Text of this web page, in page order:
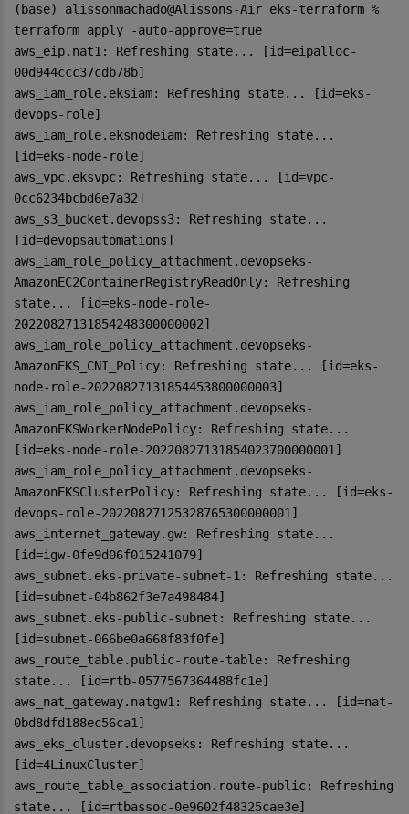
(base) alissonmachado@Alissons-Air eks-terraform %
terraform apply -auto-approve=true
aws_eip.nat1: Refreshing state... [id=eipalloc-
00d944ccc37cdb78b]
aws_iam_role.eksiam: Refreshing state... [id=eks-
devops-role]
aws_iam_role.eksnodeiam: Refreshing state...
[id=eks-node-role]
aws_vpc.eksvpc: Refreshing state... [id=vpc-
0cc6234bcbd6e7a32]
aws_s3_bucket.devopss3: Refreshing state...
[id=devopsautomations]
aws_iam_role_policy_attachment.devopseks-
AmazonEC2ContainerRegistryReadOnly: Refreshing
state... [id=eks-node-role-
20220827131854248300000002]
aws_iam_role_policy_attachment.devopseks-
AmazonEKS_CNI_Policy: Refreshing state... [id=eks-
node-role-20220827131854453800000003]
aws_iam_role_policy_attachment.devopseks-
AmazonEKSWorkerNodePolicy: Refreshing state...
[id=eks-node-role-20220827131854023700000001]
aws_iam_role_policy_attachment.devopseks-
AmazonEKSClusterPolicy: Refreshing state... [id=eks-
devops-role-20220827125328765300000001]
aws_internet_gateway.gw: Refreshing state...
[id=igw-0fe9d06f015241079]
aws_subnet.eks-private-subnet-1: Refreshing state...
[id=subnet-04b862f3e7a498484]
aws_subnet.eks-public-subnet: Refreshing state...
[id=subnet-066be0a668f83f0fe]
aws_route_table.public-route-table: Refreshing
state... [id=rtb-0577567364488fc1e]
aws_nat_gateway.natgw1: Refreshing state... [id=nat-
0bd8dfd188ec56ca1]
aws_eks_cluster.devopseks: Refreshing state...
[id=4LinuxCluster]
aws_route_table_association.route-public: Refreshing
state... [id=rtbassoc-0e9602f48325cae3e]